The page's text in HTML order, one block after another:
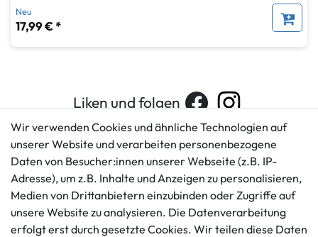
Neu
17,99 € *
Liken und folgen
Kundenservice
+49 421 596586
Mo. - Fr. 9 - 16 Uhr
info@gameworld.de
Rechtliches
AGB
Impressum
Datenschutzerklärung
Wir verwenden Cookies und ähnliche Technologien auf
unserer Website und verarbeiten personenbezogene
Daten von Besucher:innen unserer Webseite (z.B. IP-
Adresse), um z.B. Inhalte und Anzeigen zu personalisieren,
Medien von Drittanbietern einzubinden oder Zugriffe auf
unsere Website zu analysieren. Die Datenverarbeitung
erfolgt erst durch gesetzte Cookies. Wir teilen diese Daten